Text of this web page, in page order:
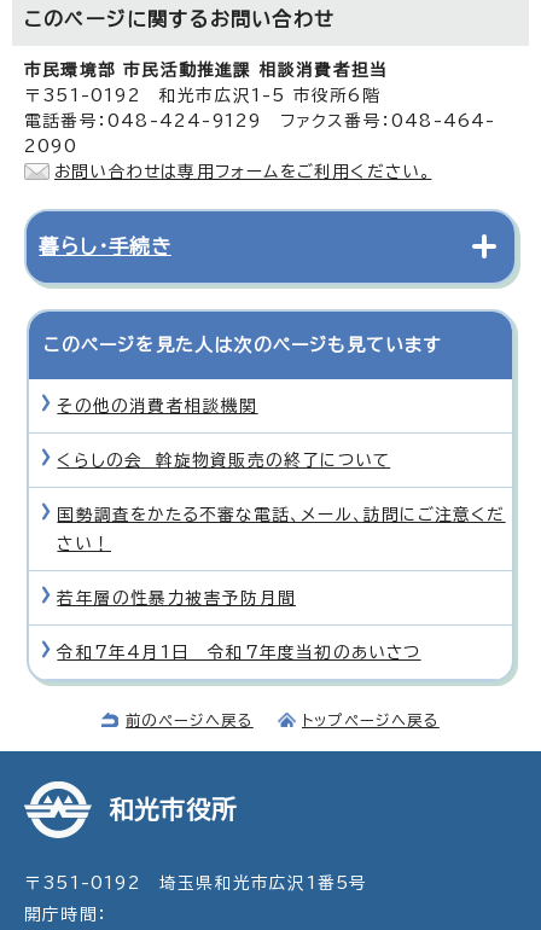
このページに関する お問い合わせ
市民環境部 市民活動推進課 相談消費者担当
〒351-0192 和光市広沢1-5 市役所6階
電話番号：048-424-9129 ファクス番号：048-464-
2090
お問い合わせは専用フォームをご利用ください。
暮らし・手続き
このページを見た人は次のページも見ています
その他の消費者相談機関
くらしの会 斡旋物資販売の終了について
国勢調査をかたる不審な電話、メール、訪問にご注意くだ
さい！
若年層の性暴力被害予防月間
令和7年4月1日 令和7年度当初のあいさつ
前のページへ戻る トップページへ戻る
和光市役所
〒351-0192 埼玉県和光市広沢1番5号
開庁時間：